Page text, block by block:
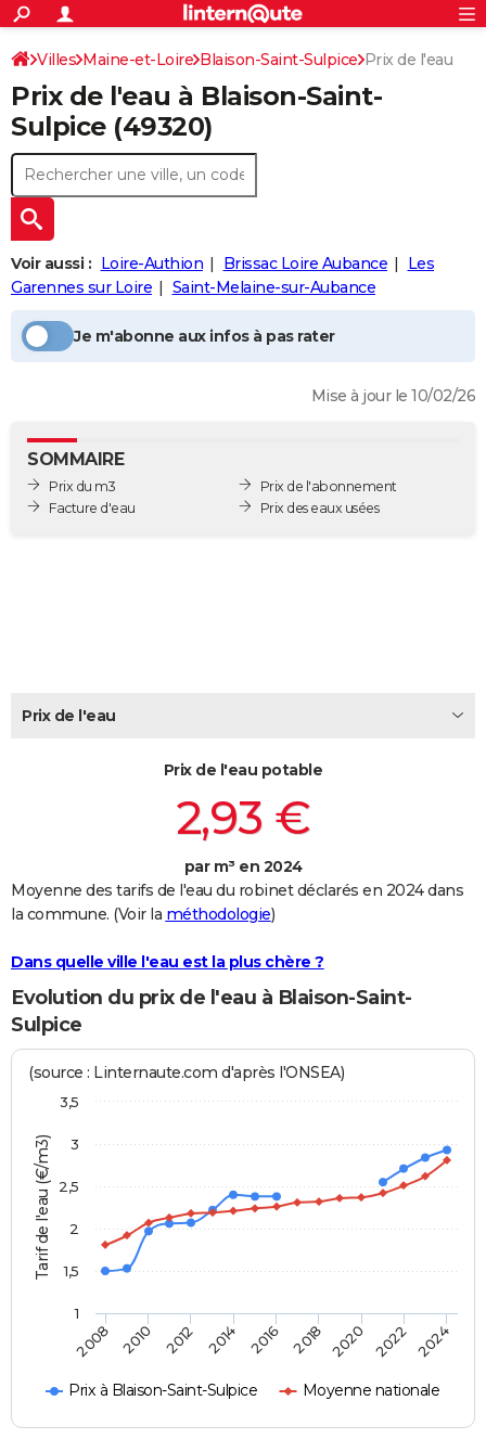
ACTUALITÉS
Politique
Société
Faits Divers
Education
Monde
Villes
+
SPORT
Coupe du monde 2026
Football
Tennis
Cyclisme
Rugby
Forum
CULTURE
Programme TV
TNT
Streaming
Cinéma
Sorties cinéma
Musique
+
FINANCE
Retraite
Impôts
Epargne
Immobilier
Risques naturels par ville
Banque
Assurance
Crédit
AUTO
Essais
Réserver un essai
Citadines
Berlines
SUV
Forum auto
+
HIGH-TECH
Mobiles
Meilleur smartphone
Internet
Ordinateurs
Jeux vidéo
Guide high-tech
+
BRICOLAGE
Forum
Aménagement intérieur
Extérieur
Cuisine
Salle de bains
Jardinage
Rangement
WEEK-END
Alimentation
Guide de la santé
Maladies
Médicaments
Sommeil
VOYAGE
Destinations
City break
Voyage nature
Voyage de noces
Forum
Climat
PHOTO
Dictionnaire
Biographies
Citations
Expressions
Proverbes
Bricolage
Lifestyle
Culture
Sport
Auto
Television
Voyage
Cinema
Rechercher
S'inscrire
Connexion
Villes Maine-et-Loire Blaison-Saint-Sulpice Prix de l'eau
Prix de l'eau à Blaison-Saint-
Sulpice(49320)
Voir aussi : Loire-Authion Brissac Loire Aubance
Les
Garennes sur Loire
Saint-Melaine-sur-Aubance
Je m'abonne aux infos à pas rater
Mise à jour le 10/02/26
SOMMAIRE
Prix du m3
Facture d'eau
Prix de l'abonnement
Prix des eaux usées
Prix de l'eau
Prix de l'eau potable
2,93 €
par m³ en 2024
Moyenne des tarifs de l'eau du robinet déclarés en 2024 dans
la commune. (Voir la méthodologie)
Dans quelle ville l'eau est la plus chère ?
Evolution du prix de l'eau à Blaison-Saint-
Sulpice
Tarif de l'eau (€/m3)
(source : Linternaute.com d'après l'ONSEA)
Prix à Blaison-Saint-Sulpice Moyenne nationale
2008 2010 2012 2014 2016 2018 2020 2022 2024
1
1,5
2
2,5
3
3,5